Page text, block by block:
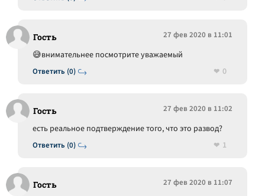
Гость 27 фев 2020 в 11:01
Ответить (0)
😅внимательнее посмотрите уважаемый
0
Гость 27 фев 2020 в 11:02
Ответить (0)
есть реальное подтверждение того, что это развод?
1
Гость 27 фев 2020 в 11:07